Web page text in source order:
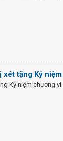
tặng Kỷ
Kỷ niệm chương